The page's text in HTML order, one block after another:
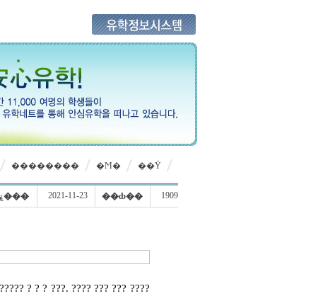
�������� �Ϻ� ��Ÿ
�ۼ��� 2021-11-23 ��ȸ�� 1909
? ? ? ???. ???? ??? ??? ????